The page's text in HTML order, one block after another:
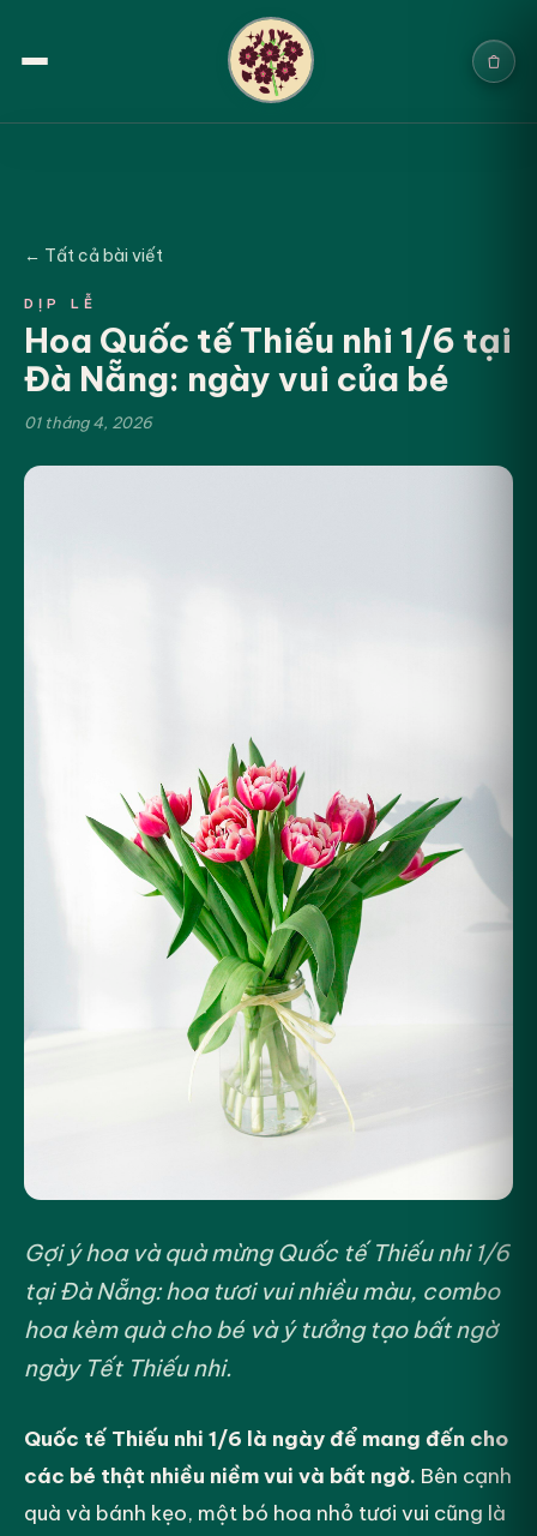
Blogs
Chính sách
← Tất cả bài viết
DỊP LỄ
Hoa Quốc tế Thiếu nhi 1/6 tại
Đà Nẵng: ngày vui của bé
01 tháng 4, 2026
Gợi ý hoa và quà mừng Quốc tế Thiếu nhi 1/6
tại Đà Nẵng: hoa tươi vui nhiều màu, combo
hoa kèm quà cho bé và ý tưởng tạo bất ngờ
ngày Tết Thiếu nhi.
Quốc tế Thiếu nhi 1/6 là ngày để mang đến cho
các bé thật nhiều niềm vui và bất ngờ. Bên cạnh
quà và bánh kẹo, một bó hoa nhỏ tươi vui cũng là